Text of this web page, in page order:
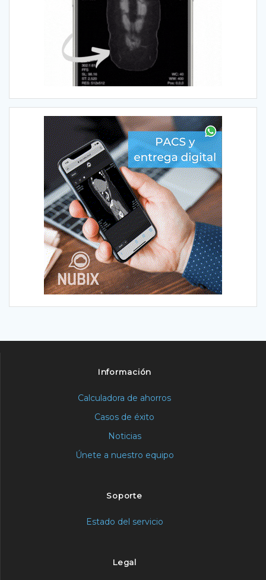
Información
Calculadora de ahorros
Casos de éxito
Noticias
Únete a nuestro equipo
Soporte
Estado del servicio
Legal